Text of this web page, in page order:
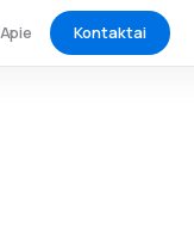
Apie Kontaktai